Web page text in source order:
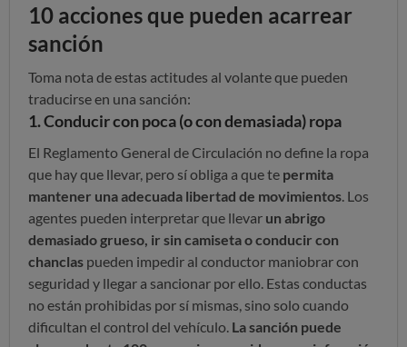
10 acciones que pueden acarrear
sanción
Toma nota de estas actitudes al volante que pueden
traducirse en una sanción:
1. Conducir con poca (o con demasiada) ropa
El Reglamento General de Circulación no define la ropa
que hay que llevar, pero sí obliga a que te permita
mantener una adecuada libertad de movimientos . Los
agentes pueden interpretar que llevar un abrigo
demasiado grueso, ir sin camiseta o conducir con
chanclas pueden impedir al conductor maniobrar con
seguridad y llegar a sancionar por ello. Estas conductas
no están prohibidas por sí mismas, sino solo cuando
dificultan el control del vehículo. La sanción puede